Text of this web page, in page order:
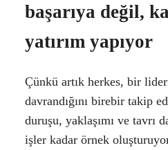
başarıya değil,
yatırım yapıyor
Çünkü artık herkes, bir
davrandığını birebir takip
duruşu, yaklaşımı ve tavrı
işler kadar örnek